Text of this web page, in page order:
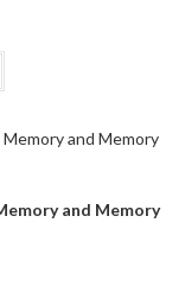
and Memory